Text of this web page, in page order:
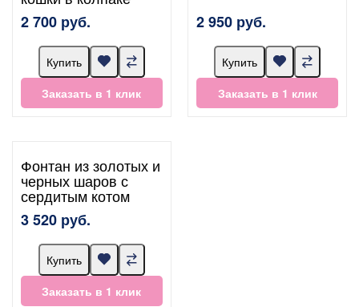
2 700 руб.
Купить
Заказать в 1 клик
2 950 руб.
Купить
Заказать в 1 клик
Фонтан из золотых и
черных шаров с
сердитым котом
3 520 руб.
Купить
Заказать в 1 клик